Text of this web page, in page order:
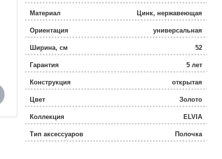
Материал
Цинк, нержавеющая
сталь, стекло
Ориентация
универсальная
Ширина, см 52
Гарантия 5 лет
Конструкция открытая
Цвет Золото
Коллекция ELVIA
Тип аксессуаров Полочка